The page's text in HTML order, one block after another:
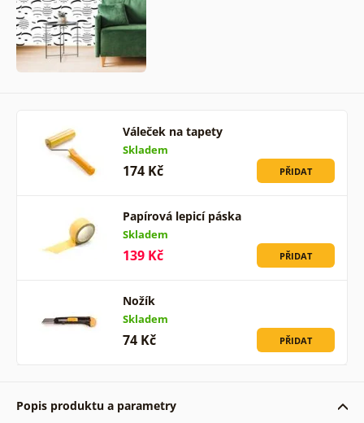
Váleček na tapety
Skladem
174 Kč PŘIDAT
Papírová lepicí páska
Skladem
139 Kč PŘIDAT
Nožík
Skladem
74 Kč PŘIDAT
Popis produktu a parametry